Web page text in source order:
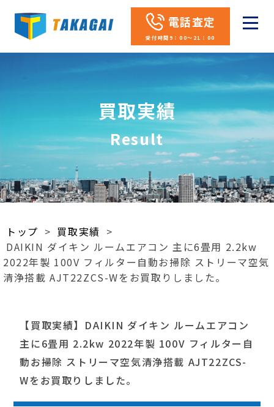
電話査定
受付時間9：00～21：00
買取実績
Result
トップ > 買取実績 >
DAIKIN ダイキン ルームエアコン 主に6畳用 2.2kw
2022年製 100V フィルター自動お掃除 ストリーマ空気
清浄搭載 AJT22ZCS-Wをお買取りしました。
【買取実績】DAIKIN ダイキン ルームエアコン
主に6畳用 2.2kw 2022年製 100V フィルター自
動お掃除 ストリーマ空気清浄搭載 AJT22ZCS-
Wをお買取りしました。